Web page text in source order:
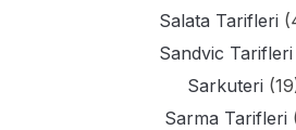
Salata Tarifleri
Sandvic Tarifleri
Sarkuteri
Sarma Tarifleri